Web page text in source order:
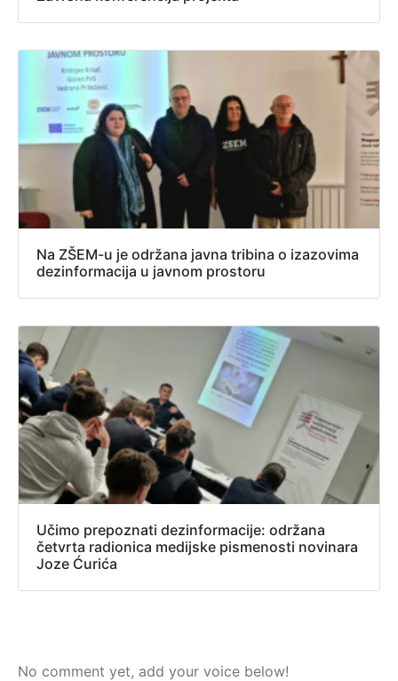
Na ZŠEM-u je održana javna tribina o izazovima
dezinformacija u javnom prostoru
Učimo prepoznati dezinformacije: održana
četvrta radionica medijske pismenosti novinara
Joze Ćurića
No comment yet, add your voice below!